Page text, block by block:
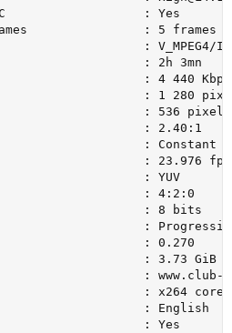
: Yes
: 5 frames
: V_MPEG4/
: 2h 3mn
: 4 440 Kbps
: 1 280
: 536 pixels
: 2.40:1
: Constant
: 23.976 fps
: YUV
: 4:2:0
: 8 bits
:
: 0.270
: 3.73 GiB
: www.club-
: x264 core 133
: English
: Yes